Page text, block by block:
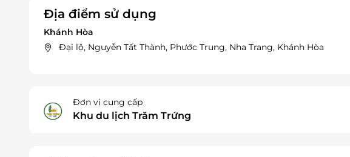
Địa điểm sử dụng
Khánh Hòa
Đại lộ, Nguyễn Tất Thành, Phước Trung, Nha Trang, Khánh Hòa
Đơn vị cung cấp
Khu du lịch Trăm Trứng